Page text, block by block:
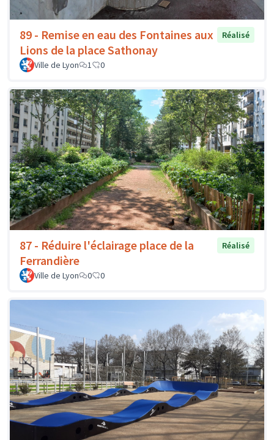
89 - Remise en eau des Fontaines aux
Lions de la place Sathonay
Réalisé
Ville de Lyon 1 0
87 - Réduire l'éclairage place de la
Ferrandière
Réalisé
Ville de Lyon 0 0